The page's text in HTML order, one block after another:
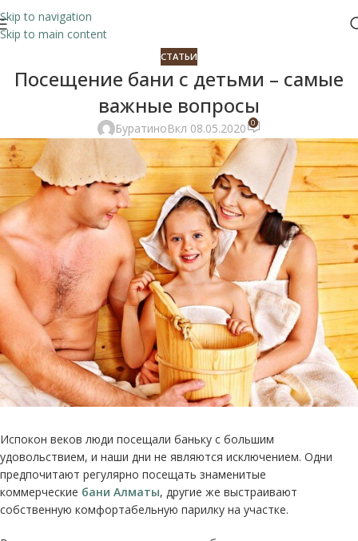
Skip to navigation
Skip to main content
СТАТЬИ
Посещение бани с детьми – самые
важные вопросы
БуратиноВкл 08.05.2020 0
Испокон веков люди посещали баньку с большим
удовольствием, и наши дни не являются исключением. Одни
предпочитают регулярно посещать знаменитые
коммерческие бани Алматы, другие же выстраивают
собственную комфортабельную парилку на участке.